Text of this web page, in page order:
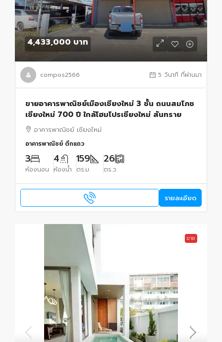
4,433,000 บาท
compos2566 5 วินาที ที่ผ่านมา
ขายอาคารพาณิชย์เมืองเชียงใหม่ 3 ชั้น ถนนสมโภช
เชียงใหม่ 700 ปี ใกล้โฮมโปรเชียงใหม่ สันทราย
อาคารพาณิชย์ เชียงใหม่
อาคารพาณิชย์ ตึกแถว
3
ห้องนอน
4
ห้องน้ำ
159
ตร.ม.
26
ตร.ว.
รายละเอียด
ขาย